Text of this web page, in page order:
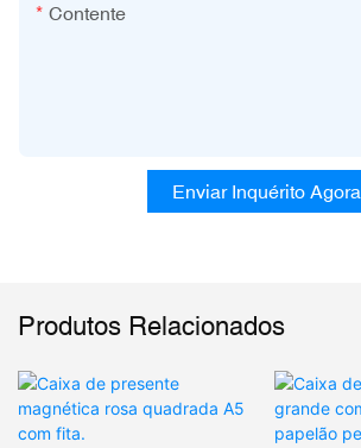
Contente
Enviar Inquérito Agora
Produtos Relacionados